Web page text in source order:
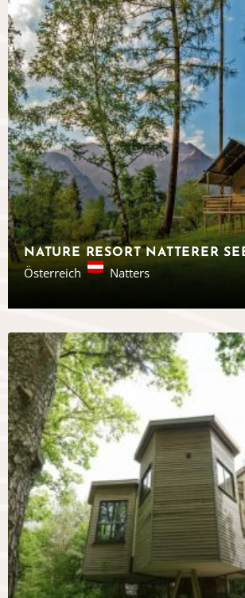
Österreich Natters